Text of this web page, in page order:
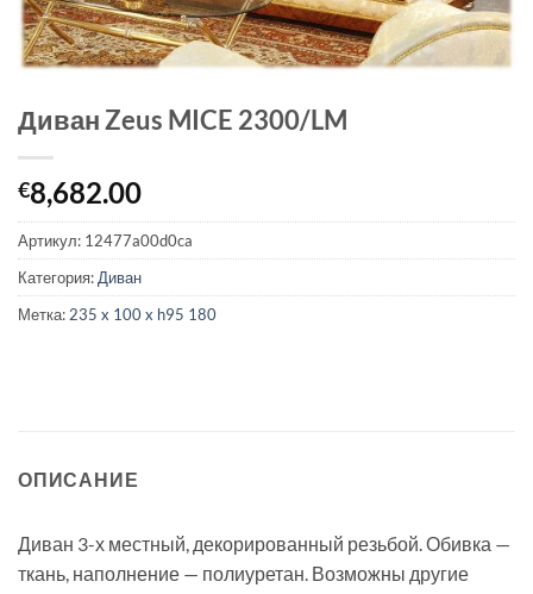
Диван Zeus MICE 2300/LM
€8,682.00
Артикул: 12477a00d0ca
Категория: Диван
Метка: 235 x 100 x h95 180
ОПИСАНИЕ
Диван 3-х местный, декорированный резьбой. Обивка —
ткань, наполнение — полиуретан. Возможны другие